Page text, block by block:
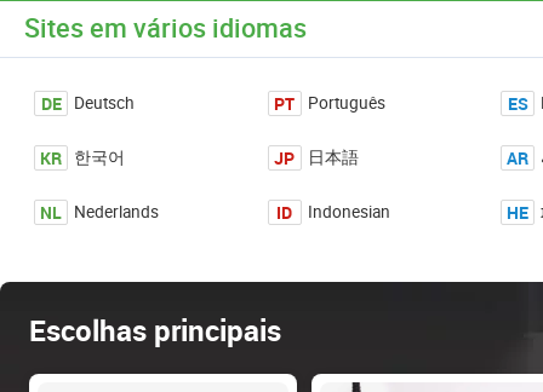
Sites em vários idiomas
DE Deutsch PT Português ES
KR 한국어 JP 日本語 AR
NL Nederlands ID Indonesian HE
Escolhas principais